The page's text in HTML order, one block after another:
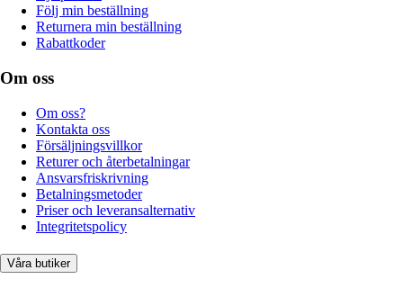
Följ min beställning
Returnera min beställning
Rabattkoder
Om oss
Om oss?
Kontakta oss
Försäljningsvillkor
Returer och återbetalningar
Ansvarsfriskrivning
Betalningsmetoder
Priser och leveransalternativ
Integritetspolicy
Våra butiker